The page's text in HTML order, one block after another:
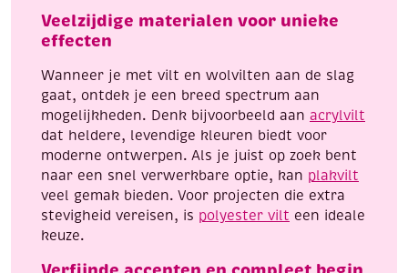
zwart
Veelzijdige materialen voor unieke
effecten
Wanneer je met vilt en wolvilten aan de slag
gaat, ontdek je een breed spectrum aan
mogelijkheden. Denk bijvoorbeeld aan acrylvilt
dat heldere, levendige kleuren biedt voor
moderne ontwerpen. Als je juist op zoek bent
naar een snel verwerkbare optie, kan plakvilt
veel gemak bieden. Voor projecten die extra
stevigheid vereisen, is polyester vilt een ideale
keuze.